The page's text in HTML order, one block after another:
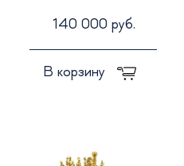
140 000 руб.
В корзину